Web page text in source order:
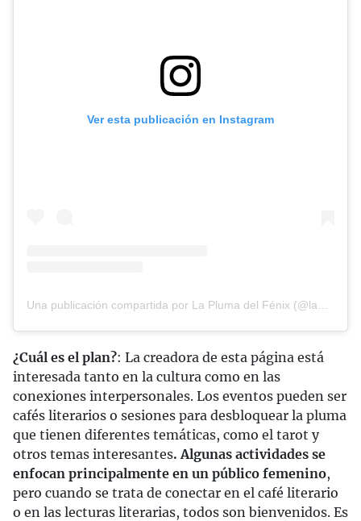
Ver esta publicación en Instagram
¿Cuál es el plan?: La creadora de esta página está
interesada tanto en la cultura como en las
conexiones interpersonales. Los eventos pueden ser
cafés literarios o sesiones para desbloquear la pluma
que tienen diferentes temáticas, como el tarot y
otros temas interesantes. Algunas actividades se
enfocan principalmente en un público femenino,
pero cuando se trata de conectar en el café literario
o en las lecturas literarias, todos son bienvenidos. Es